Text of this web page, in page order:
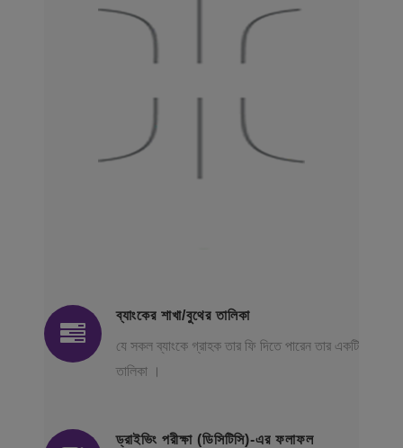
ব্যাংকের শাখা/বুথের তালিকা
যে সকল ব্যাংকে গ্রাহক তার ফি দিতে পারেন তার একটি
তালিকা ।
ড্রাইভিং পরীক্ষা (ডিসিটিসি)-এর ফলাফল